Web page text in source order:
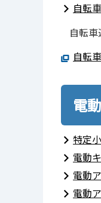
自転
自転
自転
電
特定
電動
電動
電動